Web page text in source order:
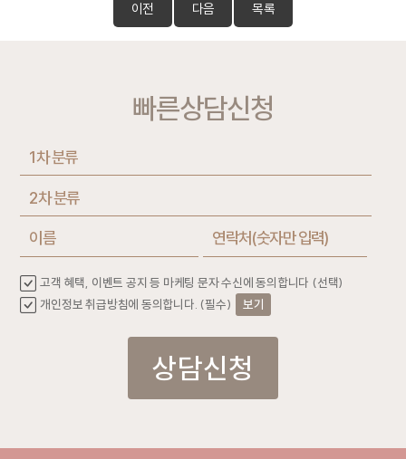
이전 다음 목록
빠른상담신청
고객 혜택, 이벤트 공지 등 마케팅 문자 수신에 동의합니다 (선택)
개인정보 취급방침에 동의합니다. (필수)
보기
상담신청